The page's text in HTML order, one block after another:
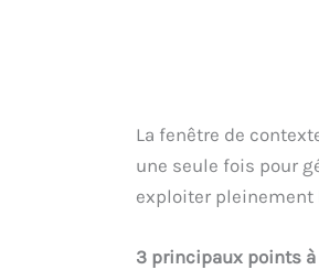
La fenêtre de
une seule fois pour
exploiter pleinement
3 principaux points